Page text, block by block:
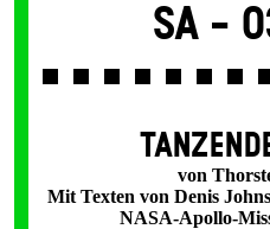
Sa -
von
Mit Texten von Denis
NASA-Apollo-